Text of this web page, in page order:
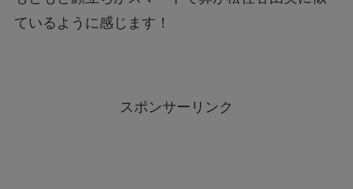
ているように感じます！
スポンサーリンク